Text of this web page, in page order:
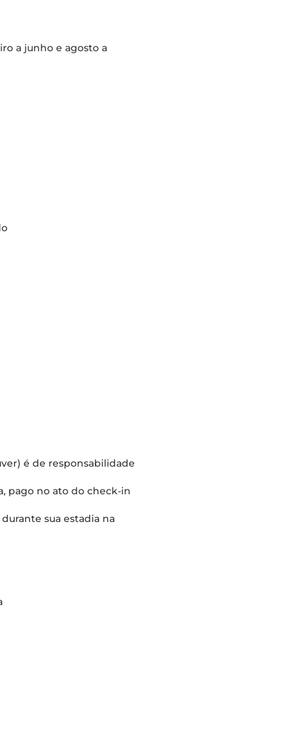
a junho e agosto a
é de responsabilidade
pago no ato do check-in
sua estadia na